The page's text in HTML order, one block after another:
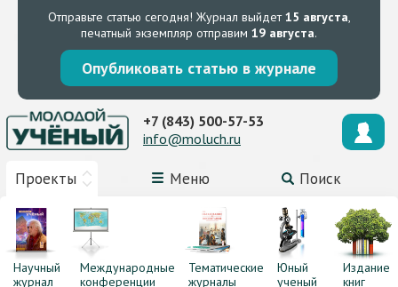
Отправьте статью сегодня! Журнал выйдет15 августа,
печатный экземпляр отправим 19 августа.
Опубликовать статью в журнале
Проекты Меню Поиск
+7 (843) 500-57-53
info@moluch.ru
Научный
журнал
Международные
конференции
Тематические
журналы
Юный
ученый
Издание
книг